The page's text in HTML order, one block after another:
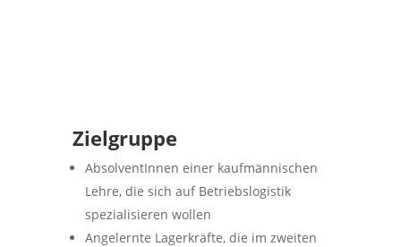
Zielgruppe
AbsolventInnen einer kaufmännischen
Lehre, die sich auf Betriebslogistik
spezialisieren wollen
Angelernte Lagerkräfte, die im zweiten